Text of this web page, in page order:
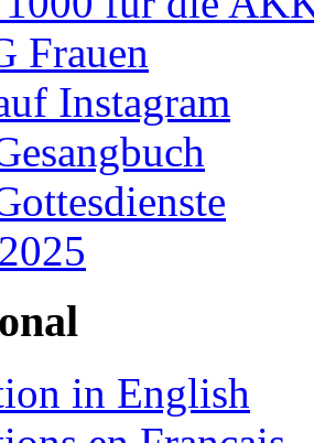
Frauen
Instagram
in English